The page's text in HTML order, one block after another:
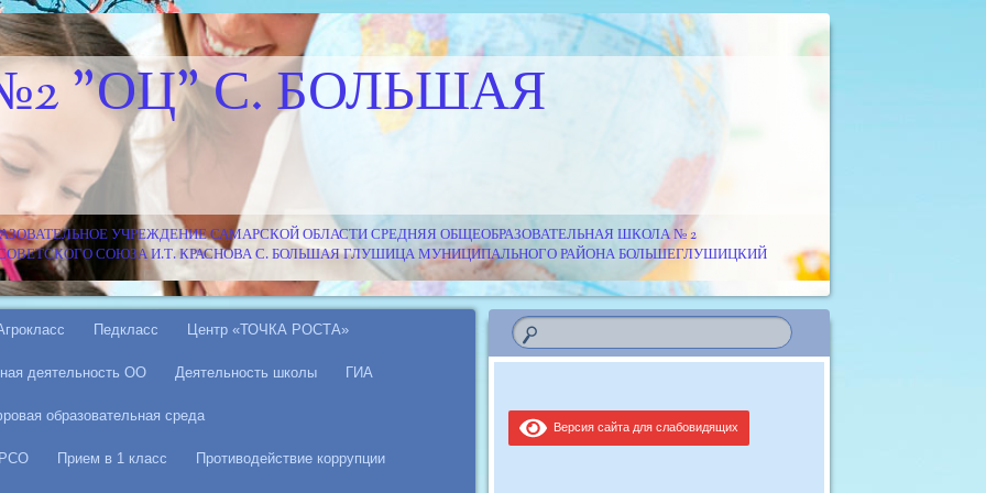
"ОЦ" С. БОЛЬШАЯ
УЧРЕЖДЕНИЕ САМАРСКОЙ ОБЛАСТИ СРЕДНЯЯ ОБЩЕОБРАЗОВАТЕЛЬНАЯ ШКОЛА № 2
СОВЕТСКОГО СОЮЗА И.Т. КРАСНОВА С. БОЛЬШАЯ ГЛУШИЦА МУНИЦИПАЛЬНОГО РАЙОНА БОЛЬШЕГЛУШИЦКИЙ
Педкласс Центр «ТОЧКА РОСТА»
деятельность ОО Деятельность школы ГИА
образовательная среда
Прием в 1 класс Противодействие коррупции
Версия сайта для слабовидящих